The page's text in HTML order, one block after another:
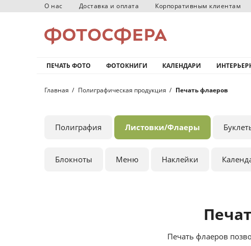
О нас Доставка и оплата Корпоративным клиентам
ПЕЧАТЬ ФОТО ФОТОКНИГИ КАЛЕНДАРИ
Главная Полиграфическая продукция Печать флаеров
Полиграфия Листовки/Флаеры
Блокноты Меню Наклейки
Печать флаеров